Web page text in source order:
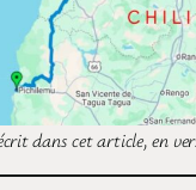
dans cet article, en